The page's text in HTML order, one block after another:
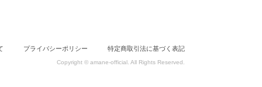
プライバシーポリシー 特定商取引法に基づく表記
Copyright © amane-official. All Rights Reserved.